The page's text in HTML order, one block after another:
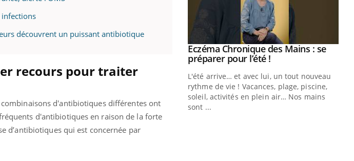
découvrent un puissant antibiotique
recours pour traiter
combinaisons d'antibiotiques différentes ont
d'antibiotiques en raison de la forte
d’antibiotiques qui est concernée par
ou
En 2026, l'insuline dans le diabète de type 2
Youtube
Eczéma Chronique des Mains : se
préparer pour l’été !Youtube
L'été arrive… et avec lui, un tout nouveau
rythme de vie ! Vacances, plage, piscine,
soleil, activités en plein air… Nos mains
sont ...